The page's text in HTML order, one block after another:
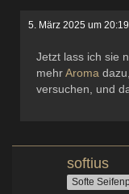
5. März 2025 um 20:19
Jetzt lass ich sie
mehrAroma
versuchen, und
softius
Softe